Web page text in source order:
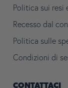
Politica sui resi
Recesso dal
Politica sulle
Condizioni di
CONTATTACI